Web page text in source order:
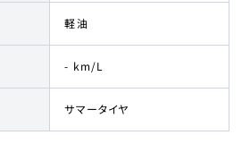
軽油
- km/L
サマータイヤ